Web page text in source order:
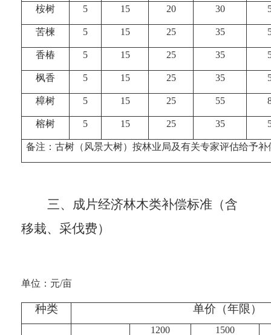
桉树 5 15 20 30
苦楝 5 15 25 35
香椿 5 15 25 35
枫香 5 15 25 35
樟树 5 15 25 55
榕树 5 15 25 35
备注：古树（风景大树）按林业局及有关专家评估给予补
三、 成片经济林木类补偿标准（含
移栽、采伐费）
单位：元/亩
种类 单价（年限）
1200
1500